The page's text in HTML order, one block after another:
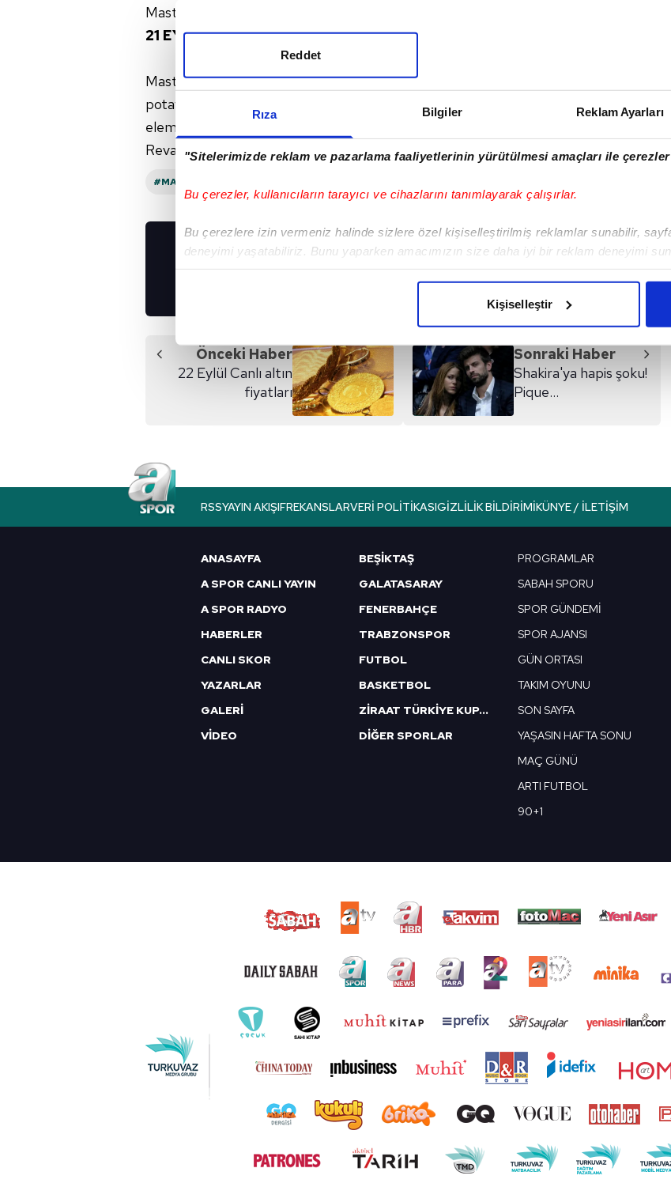
Rıza Bilgiler Reklam Ayarları
"Sitelerimizde reklam ve pazarlama faaliyetlerinin yürütülmesi amaçları ile çerezler
Bu çerezler, kullanıcıların tarayıcı ve cihazlarını tanımlayarak çalışırlar.
Bu çerezlere izin vermeniz halinde sizlere özel kişiselleştirilmiş reklamlar sunabilir,
deneyimi yaşatabiliriz. Bunu yaparken amacımızın size daha iyi bir reklam deneyimi
Her halükârda, kullanıcılar, bu çerezlere izin vermedikleri takdirde, kullanıcılara
Sizlere daha iyi bir hizmet sunabilmek için İnternet Sitemizde kendimize ve üçüncü
çerezler vasıtasıyla çeşitli kişisel verileriniz işlenmekte olup gerekli olan çerezler bilgi
amacıyla kullanılmaktadır. Diğer çerezler, sitemizin daha işlevsel kılınması ve
6698 sayılı Kişisel Verilerin Korunması Kanunu uyarınca hazırlanmış Aydınlatma
Reddet
Kişiselleştir
Masterchef'te Mehmet şef yaratıcılık oyununda Metin için kaşık attı.
21 EYLÜL MASTERCHEF ELEME ADAYI KİM OLDU?
Masterchef'te eleme adayları belli oldu. Bireysel dokunulmazlığı kazanan Metin
potaya Çağatay'ı gönderdi. Mavi takımdaki yarışmacılar ise kullandıkları oylarla ikinci
eleme adayını belirlediler. Yapılan oylamadan sonra Çağatay'ın yanına Burak
Revanbahş bir diğer eleme adayı olarak katıldı.
#MASTERCHEF TÜRKIYE
Önceki Haber
22 Eylül Canlı altın
fiyatları
Sonraki Haber
Shakira'ya hapis şoku!
P ique...
RSSYAYIN AKIŞIFREKANSLARVERI POLITIKASIGIZLILIK BILDIRIMIKÜNYE / İLETIŞIM
ANASAYFA
A SPOR CANLI YAYIN
A SPOR RADYO
HABERLER
CANLI SKOR
YAZARLAR
GALERİ
VİDEO
BEŞİKTAŞ
GALATASARAY
FENERBAHÇE
TRABZONSPOR
FUTBOL
BASKETBOL
ZİRAAT TÜRKİYE KUPASI
DİĞER SPORLAR
PROGRAMLAR
SABAH SPORU
SPOR GÜNDEMİ
SPOR AJANSI
GÜN ORTASI
TAKIM OYUNU
SON SAYFA
YAŞASIN HAFTA SONU
MAÇ GÜNÜ
ARTI FUTBOL
90+1